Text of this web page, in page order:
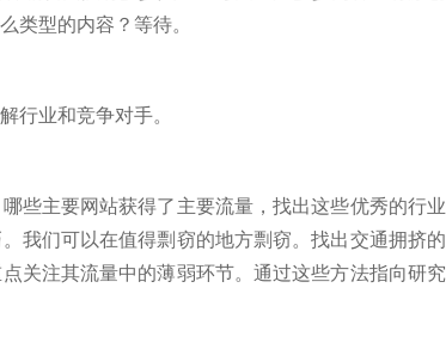
类型的内容？等待。
业和竞争对手。
主要网站获得了主要流量，找出这些优秀的行业
我们可以在值得剽窃的地方剽窃。找出交通拥挤的
关注其流量中的薄弱环节。通过这些方法指向研究